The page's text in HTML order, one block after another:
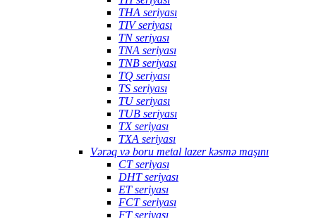
THA seriyası
TIV seriyası
TN seriyası
TNA seriyası
TNB seriyası
TQ seriyası
TS seriyası
TU seriyası
TUB seriyası
TX seriyası
TXA seriyası
Vərəq və boru metal lazer kəsmə maşını
CT seriyası
DHT seriyası
ET seriyası
FCT seriyası
FT seriyası